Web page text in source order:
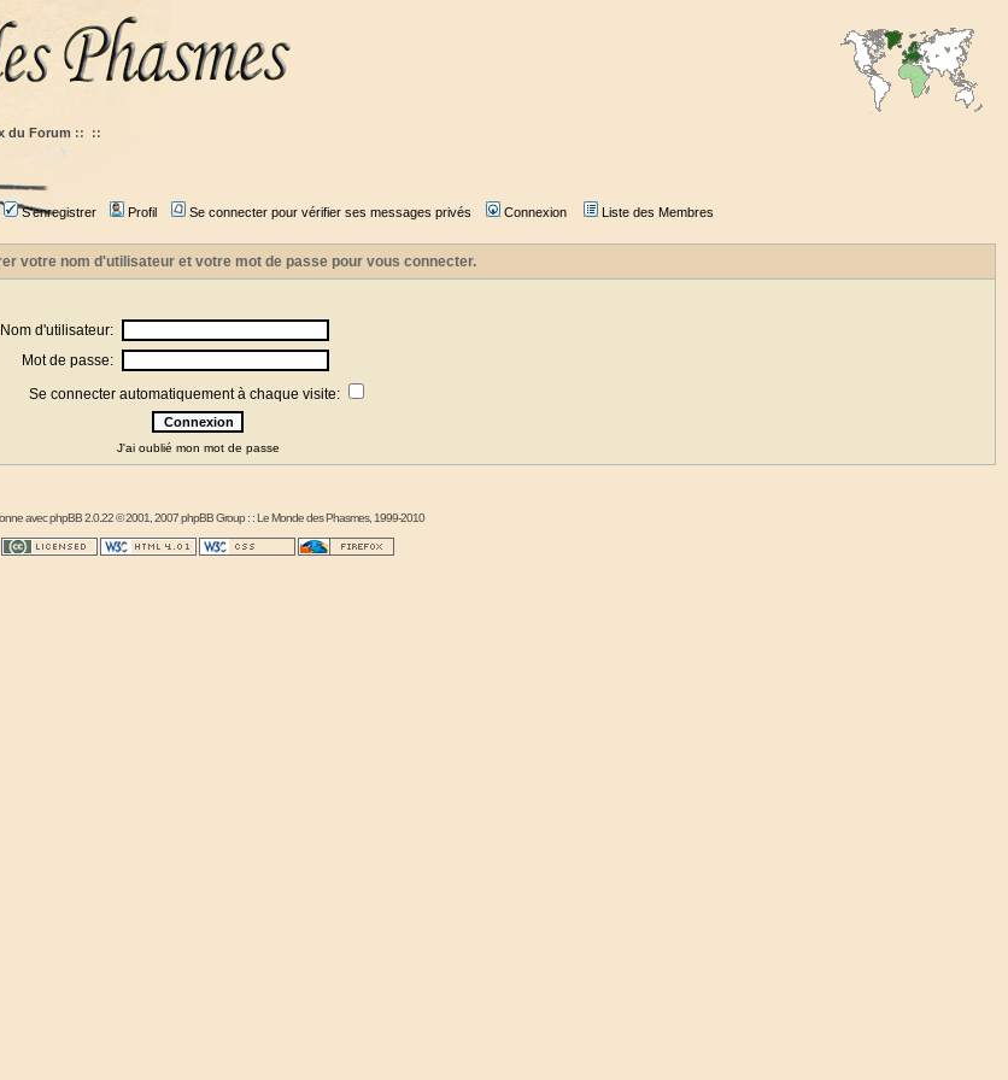
du Forum :: ::
S'enregistrer Profil Se connecter pour vérifier ses messages privés Connexion Liste des Membres
votre nom d'utilisateur et votre mot de passe pour vous connecter.
Nom d'utilisateur:
Mot de passe:
Se connecter automatiquement à chaque visite:
J'ai oublié mon mot de passe
avecphpBB2.0.22 © 2001, 2007 phpBB Group : :Le Monde des Phasmes, 1999-2010